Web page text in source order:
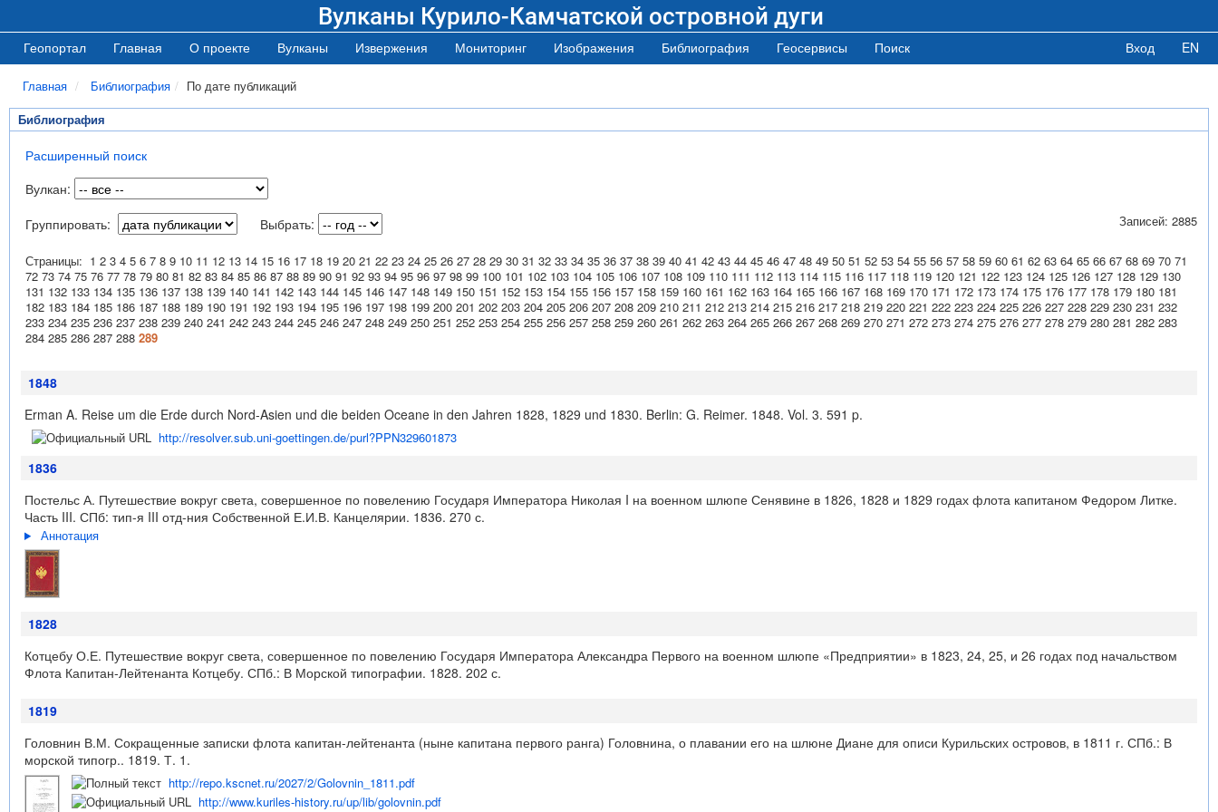
Вулканы Курило-Камчатской островной дуги
Геопортал Главная О проекте Вулканы Извержения Мониторинг Изображения Библиография Геосервисы Поиск Вход EN
Главная Библиография По дате публикаций
Библиография
Расширенный поиск
Вулкан:
Группировать:
Выбрать: Записей: 2885
Страницы: 1 2 3 4 5 6 7 8 9 10 11 12 13 14 15 16 17 18 19 20 21 22 23 24 25 26 27 28 29 30 31 32 33 34 35 36 37 38 39 40 41 42 43 44 45 46 47 48 49 50 51 52 53 54 55 56 57 58 59 60 61 62 63 64 65 66 67 68 69 70 71
72 73 74 75 76 77 78 79 80 81 82 83 84 85 86 87 88 89 90 91 92 93 94 95 96 97 98 99 100 101 102 103 104 105 106 107 108 109 110 111 112 113 114 115 116 117 118 119 120 121 122 123 124 125 126 127 128 129 130
131 132 133 134 135 136 137 138 139 140 141 142 143 144 145 146 147 148 149 150 151 152 153 154 155 156 157 158 159 160 161 162 163 164 165 166 167 168 169 170 171 172 173 174 175 176 177 178 179 180 181
182 183 184 185 186 187 188 189 190 191 192 193 194 195 196 197 198 199 200 201 202 203 204 205 206 207 208 209 210 211 212 213 214 215 216 217 218 219 220 221 222 223 224 225 226 227 228 229 230 231 232
233 234 235 236 237 238 239 240 241 242 243 244 245 246 247 248 249 250 251 252 253 254 255 256 257 258 259 260 261 262 263 264 265 266 267 268 269 270 271 272 273 274 275 276 277 278 279 280 281 282 283
284 285 286 287 288 289
1848
Erman A. Reise um die Erde durch Nord-Asien und die beiden Oceane in den Jahren 1828, 1829 und 1830. Berlin: G. Reimer. 1848. Vol. 3. 591 p.
http://resolver.sub.uni-goettingen.de/purl?PPN329601873
1836
Постельс А. Путешествие вокруг света, совершенное по повелению Государя Императора Николая I на военном шлюпе Сенявине в 1826, 1828 и 1829 годах флота капитаном Федором Литке.
Часть III. СПб: тип-я III отд-ния Собственной Е.И.В. Канцелярии. 1836. 270 с.
Аннотация
1828
Котцебу О.Е. Путешествие вокруг света, совершенное по повелению Государя Императора Александра Первого на военном шлюпе «Предприятии» в 1823, 24, 25, и 26 годах под начальством
Флота Капитан-Лейтенанта Котцебу. СПб.: В Морской типографии. 1828. 202 с.
1819
Головнин В.М. Сокращенные записки флота капитан-лейтенанта (ныне капитана первого ранга) Головнина, о плавании его на шлюне Диане для описи Курильских островов, в 1811 г. СПб.: В
морской типогр.. 1819. Т. 1.
http://repo.kscnet.ru/2027/2/Golovnin_1811.pdf
http://www.kuriles-history.ru/up/lib/golovnin.pdf